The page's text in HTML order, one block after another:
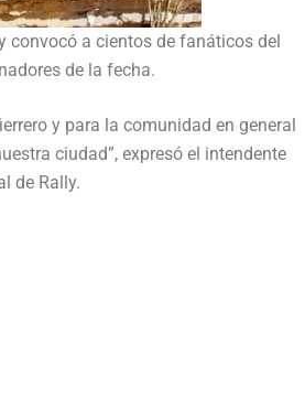
convocó a cientos de fanáticos del
de la fecha.
y para la comunidad en general
ciudad”, expresó el intendente
de Rally.